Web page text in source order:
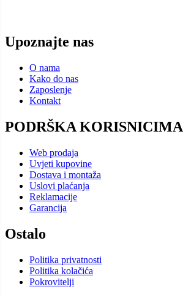
Upoznajte nas
O nama
Kako do nas
Zaposlenje
Kontakt
PODRŠKA KORISNICIMA
Web prodaja
Uvjeti kupovine
Dostava i montaža
Uslovi plaćanja
Reklamacije
Garancija
Ostalo
Politika privatnosti
Politika kolačića
Pokrovitelji